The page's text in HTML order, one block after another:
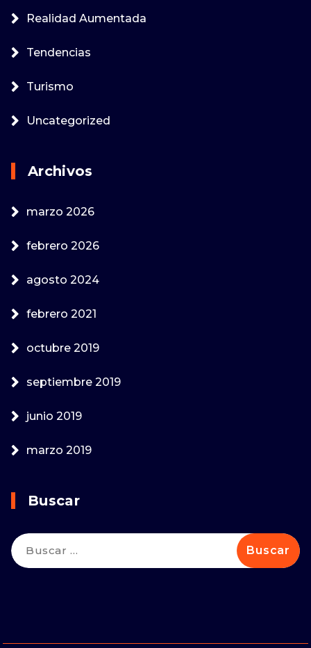
Realidad Aumentada
Tendencias
Turismo
Uncategorized
Archivos
marzo 2026
febrero 2026
agosto 2024
febrero 2021
octubre 2019
septiembre 2019
junio 2019
marzo 2019
Buscar
Buscar: